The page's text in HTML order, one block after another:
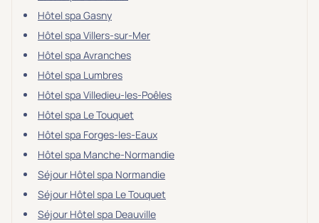
Hôtel spa Gasny
Hôtel spa Villers-sur-Mer
Hôtel spa Avranches
Hôtel spa Lumbres
Hôtel spa Villedieu-les-Poêles
Hôtel spa Le Touquet
Hôtel spa Forges-les-Eaux
Hôtel spa Manche-Normandie
Séjour Hôtel spa Normandie
Séjour Hôtel spa Le Touquet
Séjour Hôtel spa Deauville